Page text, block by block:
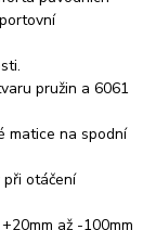
pružin a 6061
matice na spodní
otáčení
až -100mm